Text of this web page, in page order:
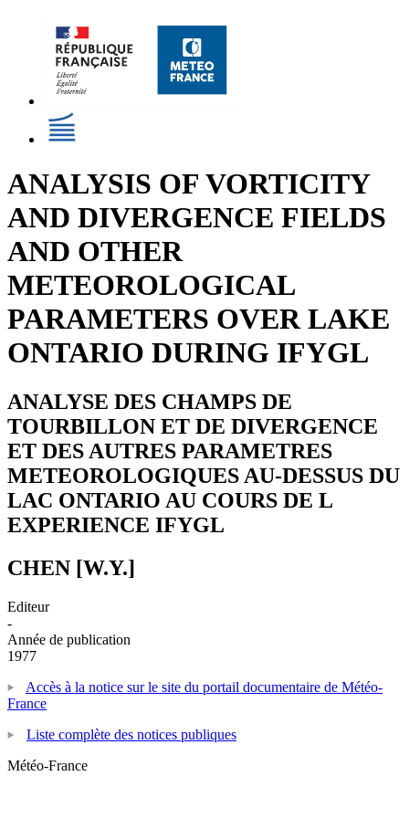
ANALYSIS OF VORTICITY
AND DIVERGENCE FIELDS
AND OTHER
METEOROLOGICAL
PARAMETERS OVER LAKE
ONTARIO DURING IFYGL
ANALYSE DES CHAMPS DE
TOURBILLON ET DE DIVERGENCE
ET DES AUTRES PARAMETRES
METEOROLOGIQUES AU-DESSUS DU
LAC ONTARIO AU COURS DE L
EXPERIENCE IFYGL
CHEN [W.Y.]
Editeur
-
Année de publication
1977
Accès à la notice sur le site du portail documentaire de Météo-
France
Liste complète des notices publiques
Météo-France